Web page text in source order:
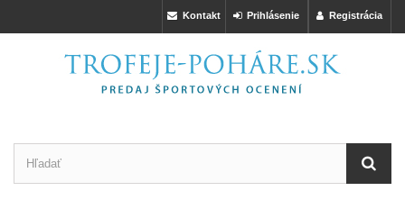
Registrácia
Prihlásenie
Kontakt